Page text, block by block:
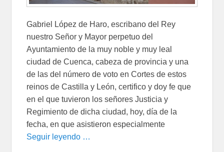
Gabriel López de Haro, escribano del Rey
nuestro Señor y Mayor perpetuo del
Ayuntamiento de la muy noble y muy leal
ciudad de Cuenca, cabeza de provincia y una
de las del número de voto en Cortes de estos
reinos de Castilla y León, certifico y doy fe que
en el que tuvieron los señores Justicia y
Regimiento de dicha ciudad, hoy, día de la
fecha, en que asistieron especialmente
Seguir leyendo …